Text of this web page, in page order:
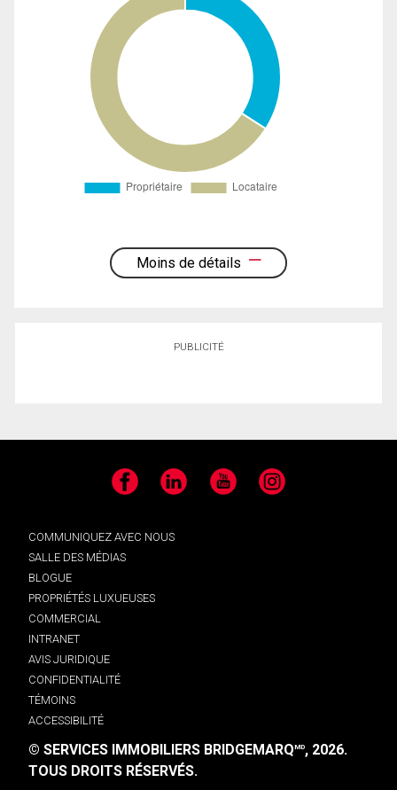
Moins de détails
PUBLICITÉ
Facebook LinkedIn YouTube Instagram
COMMUNIQUEZ AVEC NOUS
SALLE DES MÉDIAS
BLOGUE
PROPRIÉTÉS LUXUEUSES
COMMERCIAL
INTRANET
AVIS JURIDIQUE
CONFIDENTIALITÉ
TÉMOINS
ACCESSIBILITÉ
© SERVICES IMMOBILIERS BRIDGEMARQMD, 2026.
TOUS DROITS RÉSERVÉS.